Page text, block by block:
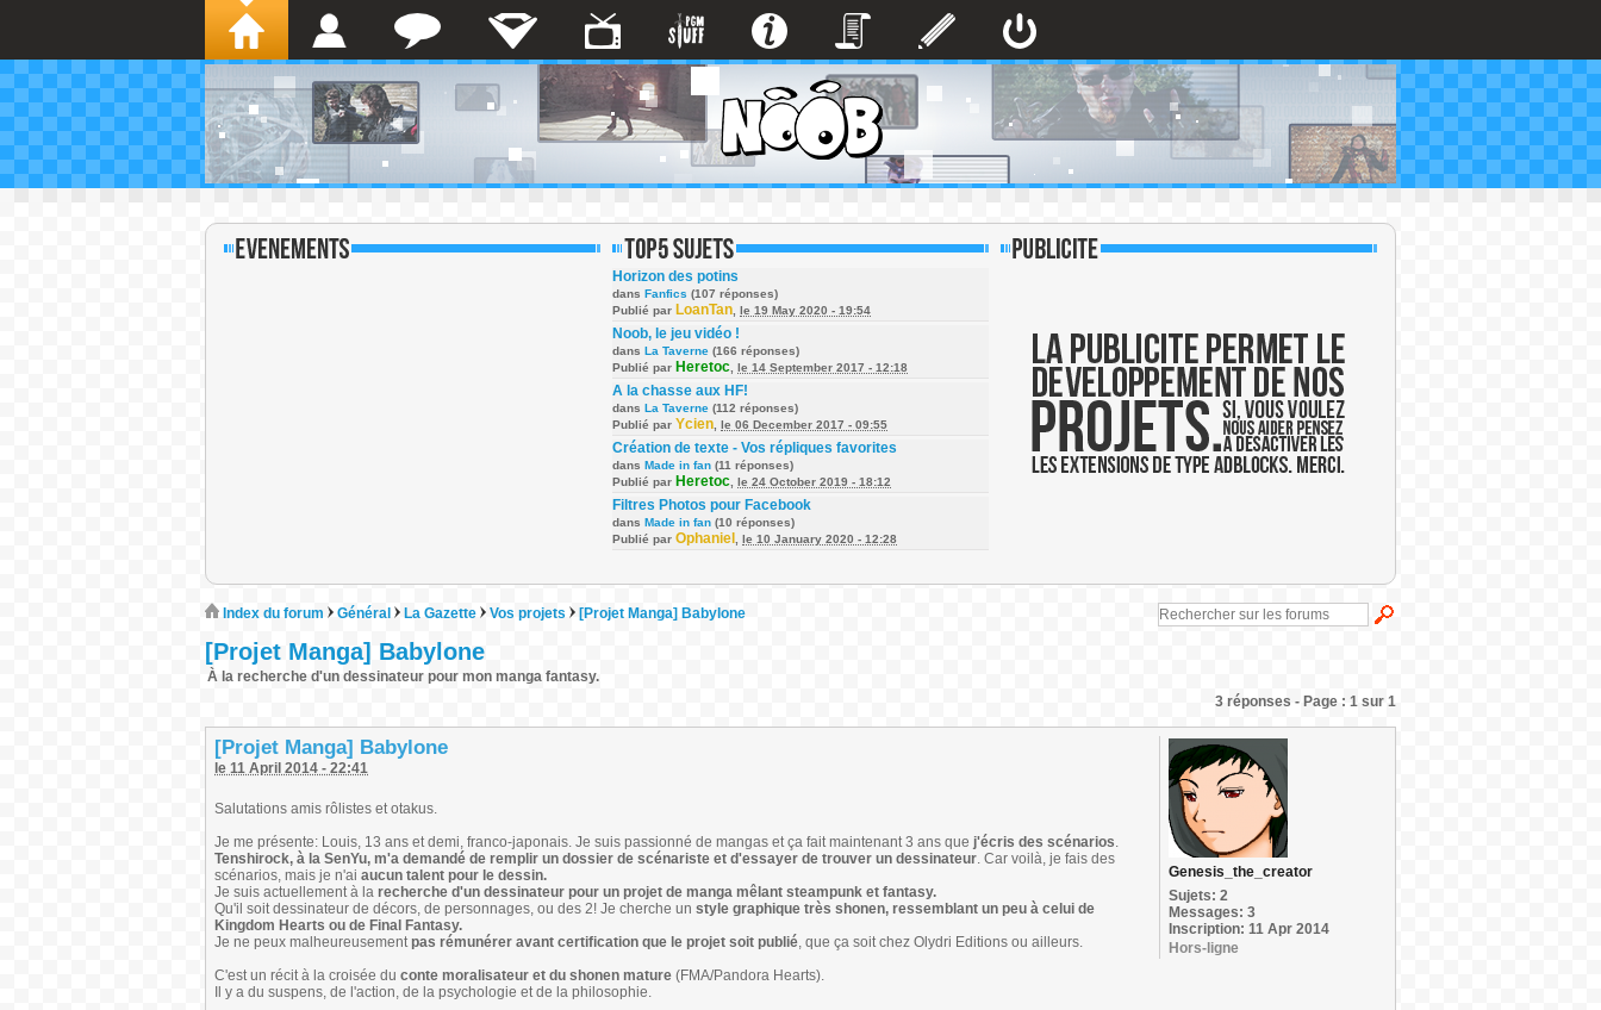
Horizon des potins
dans Fanfics (107 réponses)
Publié par LoanTan le 19 May 2020 - 19:54
Noob, le jeu vidéo !
dans La Taverne (166 réponses)
Publié par Heretoc le 14 September 2017 - 12:18
A la chasse aux HF!
dans La Taverne (112 réponses)
Publié par Ycien le 06 December 2017 - 09:55
Création de texte - Vos répliques favorites
dans Made in fan (11 réponses)
Publié par Heretoc le 24 October 2019 - 18:12
Filtres Photos pour Facebook
dans Made in fan (10 réponses)
Publié par Ophaniel le 10 January 2020 - 12:28
Index du forum Général La Gazette Vos projets [Projet Manga] Babylone
[Projet Manga] Babylone
À la recherche d'un dessinateur pour mon manga fantasy.
3 réponses - Page : 1 sur 1
[Projet Manga] Babylone
le 11 April 2014 - 22:41
Salutations amis rôlistes et otakus.
Je me présente: Louis, 13 ans et demi, franco-japonais. Je suis passionné de mangas et ça fait maintenant 3 ans que j'écris des scénarios.
Tenshirock, à la SenYu, m'a demandé de remplir un dossier de scénariste et d'essayer de trouver un dessinateur. Car voilà, je fais des
scénarios, mais je n'ai aucun talent pour le dessin.
Je suis actuellement à la recherche d'un dessinateur pour un projet de manga mêlant steampunk et fantasy.
Qu'il soit dessinateur de décors, de personnages, ou des 2! Je cherche un style graphique très shonen, ressemblant un peu à celui de
Kingdom Hearts ou de Final Fantasy.
Je ne peux malheureusementpas rémunérer avant certification que le projet soit publié, que ça soit chez Olydri Editions ou ailleurs.
C'est un récit à la croisée du conte moralisateur et du shonen mature (FMA/Pandora Hearts).
Il y a du suspens, de l'action, de la psychologie et de la philosophie.
Genesis_the_creator
Sujets: 2
Messages: 3
Inscription: 11 Apr 2014
Hors-ligne